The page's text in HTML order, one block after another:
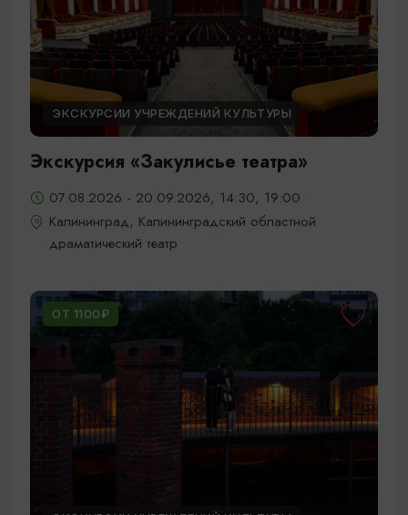
ЭКСКУРСИИ УЧРЕЖДЕНИЙ КУЛЬТУРЫ
Экскурсия «Закулисье театра»
07.08.2026 - 20.09.2026, 14:30, 19:00
Калининград, Калининградский областной
драматический театр
ОТ 1100₽